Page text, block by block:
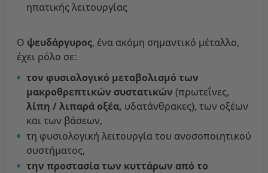
ηπατικής λειτουργίας
Ο ψευδάργυρος, ένα ακόμη σημαντικό μέταλλο,
έχει ρόλο σε:
τον φυσιολογικό μεταβολισμό των
μακροθρεπτικών συστατικών (πρωτεΐνες,
λίπη / λιπαρά οξέα, υδατάνθρακες), των οξέων
και των βάσεων,
τη φυσιολογική λειτουργία του ανοσοποιητικού
συστήματος,
την προστασία των κυττάρων από το